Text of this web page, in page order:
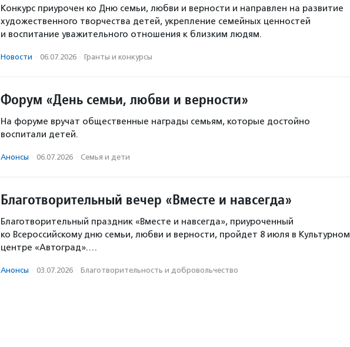
Конкурс приурочен ко Дню семьи, любви и верности и направлен на развитие
художественного творчества детей, укрепление семейных ценностей
и воспитание уважительного отношения к близким людям.
Новости · 06.07.2026 · Гранты и конкурсы
Форум «День семьи, любви и верности»
На форуме вручат общественные награды семьям, которые достойно
воспитали детей.
Анонсы · 06.07.2026 · Семья и дети
Благотворительный вечер «Вместе и навсегда»
Благотворительный праздник «Вместе и навсегда», приуроченный
ко Всероссийскому дню семьи, любви и верности, пройдет 8 июля в Культурном
центре «Автоград».…
Анонсы · 03.07.2026 · Благотвори­тель­ность и доброволь­чест­во